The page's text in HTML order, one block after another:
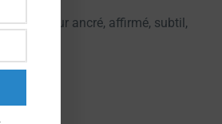
intérieur ancré, affirmé, subtil,